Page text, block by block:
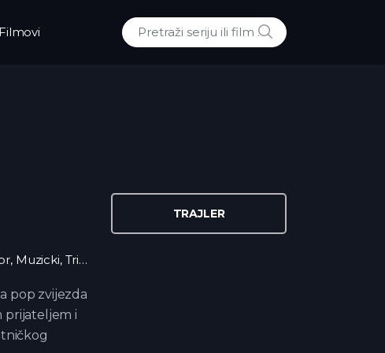
Traži:
POTRAZI
TRAJLER
, Muzicki, Triler
pop zvijezda
prijateljem i